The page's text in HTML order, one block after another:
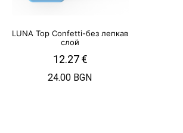
LUNA Top Confetti-без лепкав
слой
12.27€
24.00 BGN